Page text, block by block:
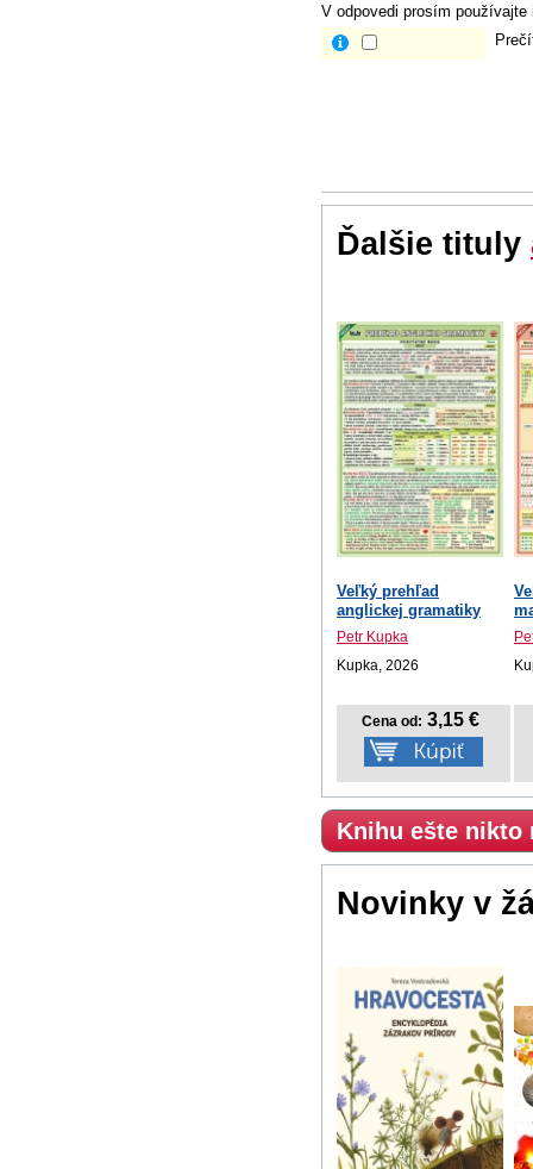
V odpovedi prosím
Ďalšie tituly
Veľký prehľad
anglickej gramatiky
Petr Kupka
Kupka, 2026
Cena od: 3,15 €
Knihu ešte nikto
Novinky v